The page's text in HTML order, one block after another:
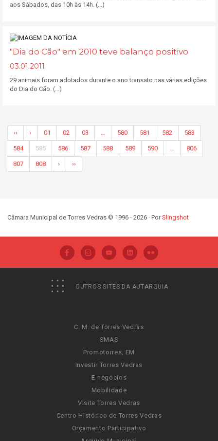
aos Sábados, das 10h às 14h. (...)
"Dia do Cão" em 2010 teve balanço positivo
03.01.2011
29 animais foram adotados durante o ano transato nas várias edições
do Dia do Cão. (...)
‹‹ ‹ 01 02 03 … 580 581 582 583
584 585 586 587 588 589 590 … 806
807 808 › ››
Câmara Municipal de Torres Vedras © 1996 - 2026 · PorSlingshot
OUTROS SITES DA AUTARQUIA
C. M. de Torres Vedras
SMAS
Promotorres, EM
Investir Torres Vedras
E-negócios
Mobilidade
Visite Torres Vedras
Centro Histórico de Torres Vedras
Orçamento Participativo